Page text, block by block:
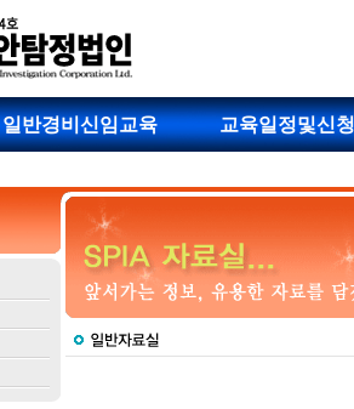
일반경비신임교육 교육일정및신청